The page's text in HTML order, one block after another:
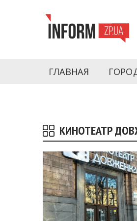
INFORM.ZP.UA –
последние новости
ГЛАВНАЯ
КИНОТЕАТР